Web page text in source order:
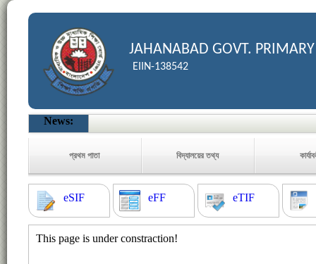
JAHANABAD GOVT.
EIIN-138542
News:
প্রথম পাতা বিদ্যালয়ের তথ্য
eSIF eFF eTIF
This page is under constraction!